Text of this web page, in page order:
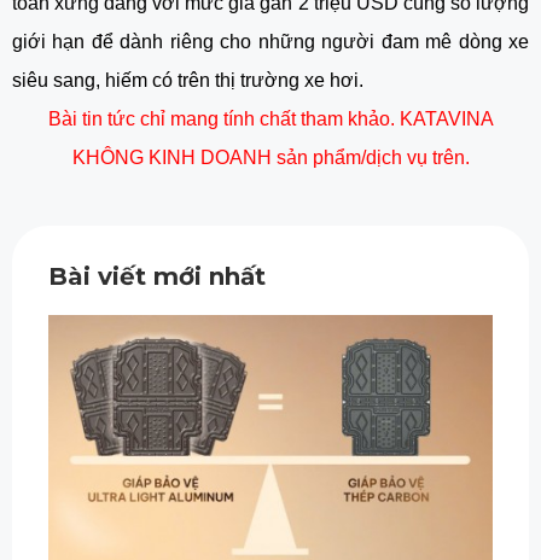
giới hạn để dành riêng cho những người đam mê dòng xe
siêu sang, hiếm có trên thị trường xe hơi.
Bài tin tức chỉ mang tính chất tham khảo. KATAVINA
KHÔNG KINH DOANH sản phẩm/dịch vụ trên.
Bài viết mới nhất